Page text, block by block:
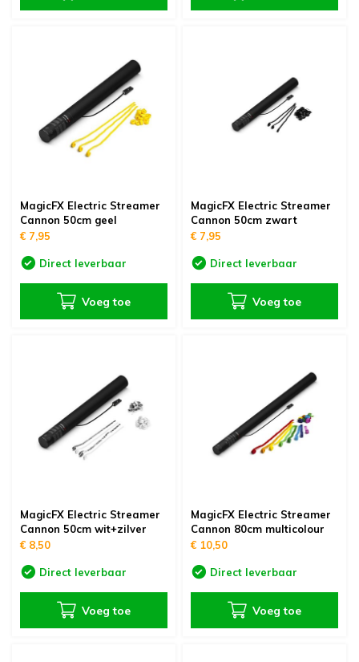
MagicFX Electric Streamer
Cannon 50cm geel
€ 7,95
Direct leverbaar
Voeg toe
MagicFX Electric Streamer
Cannon 50cm zwart
€ 7,95
Direct leverbaar
Voeg toe
MagicFX Electric Streamer
Cannon 50cm wit+zilver
€ 8,50
Direct leverbaar
Voeg toe
MagicFX Electric Streamer
Cannon 80cm multicolour
€ 10,50
Direct leverbaar
Voeg toe